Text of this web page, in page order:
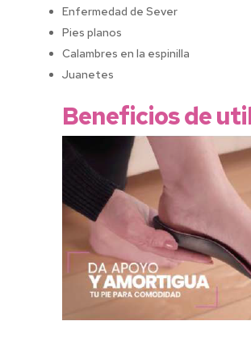
Enfermedad de Sever
Pies planos
Calambres en la espinilla
Juanetes
Beneficios de